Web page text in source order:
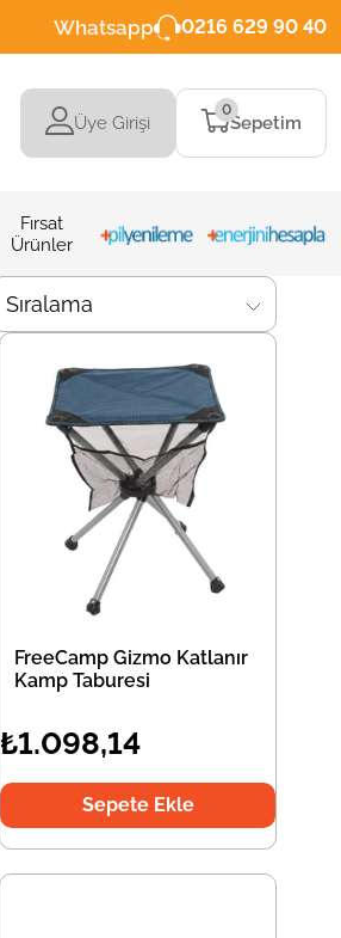
Whatsapp 0216 629 90 40
Üye Girişi Sepetim
0
Fırsat
Ürünler
Sıralama
FreeCamp Gizmo Katlanır
Kamp Taburesi
₺1.098,14
Sepete Ekle